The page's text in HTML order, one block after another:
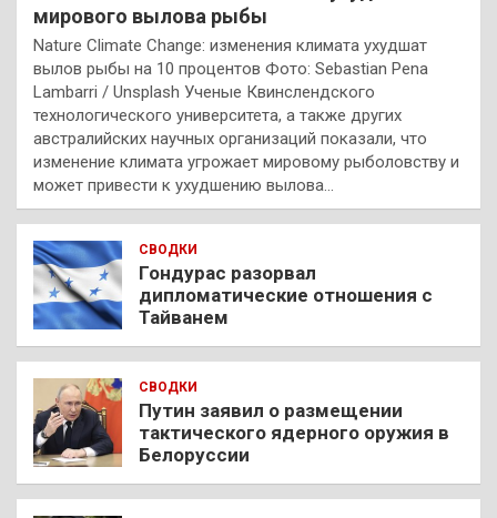
мирового вылова рыбы
Nature Climate Change: изменения климата ухудшат
вылов рыбы на 10 процентов Фото: Sebastian Pena
Lambarri / Unsplash Ученые Квинслендского
технологического университета, а также других
австралийских научных организаций показали, что
изменение климата угрожает мировому рыболовству и
может привести к ухудшению вылова…
СВОДКИ
Гондурас разорвал
дипломатические отношения с
Тайванем
СВОДКИ
Путин заявил о размещении
тактического ядерного оружия в
Белоруссии